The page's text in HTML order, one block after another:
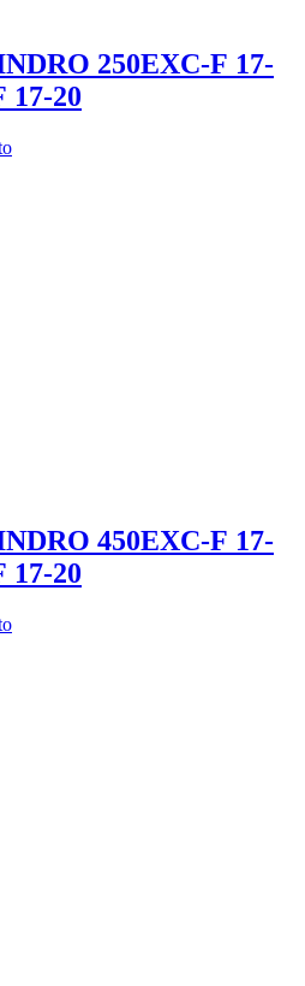
250EXC-F 17-
17-20
450EXC-F 17-
17-20